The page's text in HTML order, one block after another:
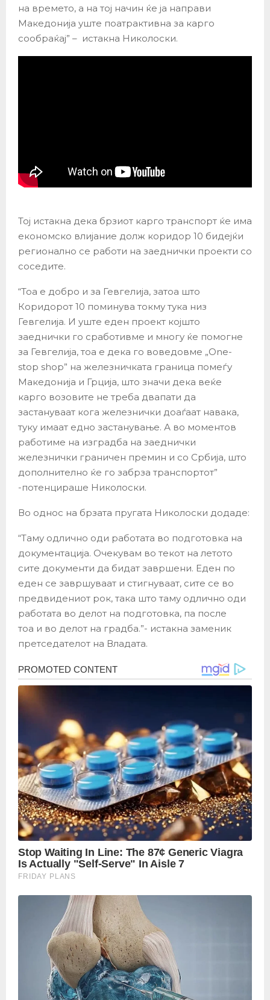
на времето, а на тој начин ќе ја направи
Македонија уште поатрактивна за карго
сообраќај” – истакна Николоски.
Toj истакна дека брзиот карго транспорт ќе има
економско влијание долж коридор 10 бидејќи
регионално се работи на заеднички проекти со
соседите.
“Тоа е добро и за Гевгелија, затоа што
Коридорот 10 поминува токму тука низ
Гевгелија. И уште еден проект којшто
заеднички го сработивме и многу ќе помогне
за Гевгелија, тоа е дека го воведовме „One-
stop shop” на железничката граница помеѓу
Македонија и Грција, што значи дека веќе
карго возовите не треба двапати да
застануваат кога железнички доаѓаат навака,
туку имаат едно застанување. А во моментов
работиме на изградба на заеднички
железнички граничен премин и со Србија, што
дополнително ќе го забрза транспортот”
-потенцираше Николоски.
Во однос на брзата пругата Николоски додаде:
“Таму одлично оди работата во подготовка на
документација. Очекувам во текот на летото
сите документи да бидат завршени. Еден по
еден се завршуваат и стигнуваат, сите се во
предвидениот рок, така што таму одлично оди
работата во делот на подготовка, па после
тоа и во делот на градба.”- истакна заменик
претседателот на Владата.